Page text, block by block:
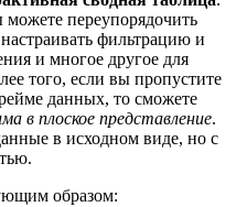
переупорядочить
фильтрацию и
и многое другое для
того, если вы пропустите
данных, то сможете
в плоское представление.
в исходном виде, но с
образом: